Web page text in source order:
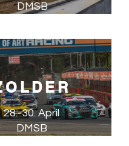
DMSB
28.-30. April
DMSB